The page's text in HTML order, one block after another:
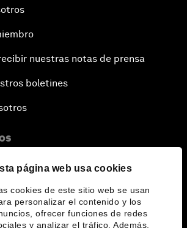
página web usa cookies
cookies de este sitio web se usan
personalizar el contenido y los
ofrecer funciones de redes
y analizar el tráfico. Además,
nuestras notas de prensa
boletines
el Foro
idiomas